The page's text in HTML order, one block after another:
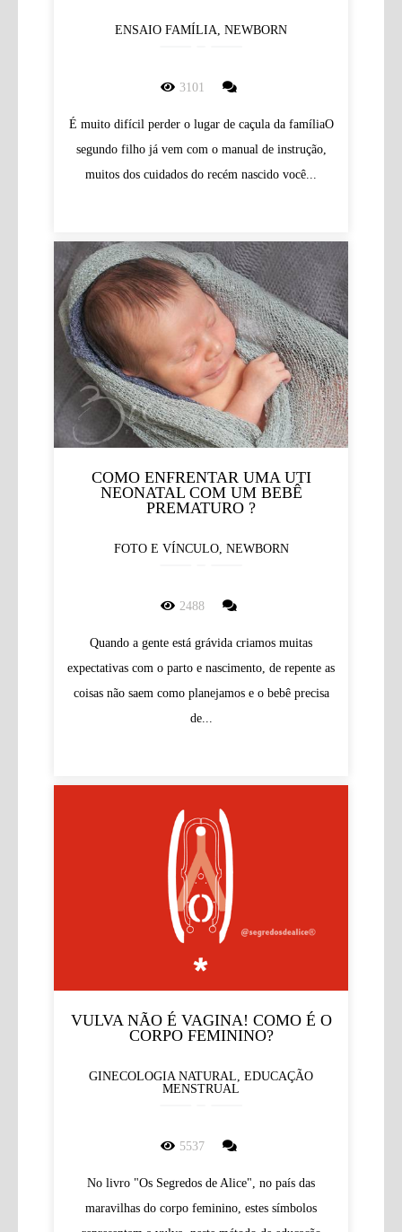
ENSAIO FAMÍLIA, NEWBORN
3101
É muito difícil perder o lugar de caçula da famíliaO
segundo filho já vem com o manual de instrução,
muitos dos cuidados do recém nascido você...
COMO ENFRENTAR UMA UTI
NEONATAL COM UM BEBÊ
PREMATURO ?
FOTO E VÍNCULO, NEWBORN
2488
Quando a gente está grávida criamos muitas
expectativas com o parto e nascimento, de repente as
coisas não saem como planejamos e o bebê precisa
de...
VULVA NÃO É VAGINA! COMO É O
CORPO FEMININO?
GINECOLOGIA NATURAL, EDUCAÇÃO
MENSTRUAL
5537
No livro "Os Segredos de Alice", no país das
maravilhas do corpo feminino, estes símbolos